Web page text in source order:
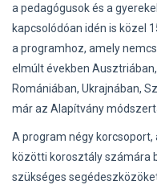
a pedagógusok és a
kapcsolódóan idén is közel
a programhoz, amely
elmúlt években
Romániában, Ukrajnában,
már az Alapítvány
A program négy korcsoport,
közötti korosztály számára
szükséges